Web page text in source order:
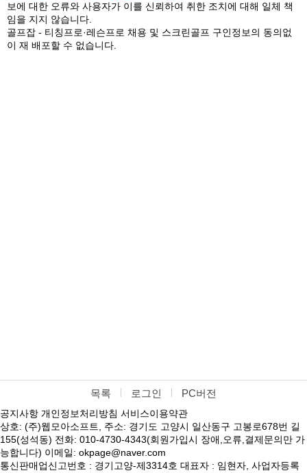
보에 대한 오류와 사용자가 이를 신뢰하여 취한 조치에 대해 일체 책
임을 지지 않습니다.
골프잡 - 티칭프로·레슨프로 채용 및 스크린골프 구인정보의 동의없
이 재 배포할 수 없습니다.
목록 로그인 PC버전
공지사항 개인정보처리방침 서비스이용약관
상호: (주)웹모아소프트, 주소: 경기도 고양시 일산동구 고봉로678번 길
155(성석동) 전화: 010-4730-4343(회원가입시 장애,오류,결제문의만 가
능합니다) 이메일: okpage@naver.com
통신판매업신고번호 : 경기고양-제3314호 대표자 : 임현자, 사업자등록